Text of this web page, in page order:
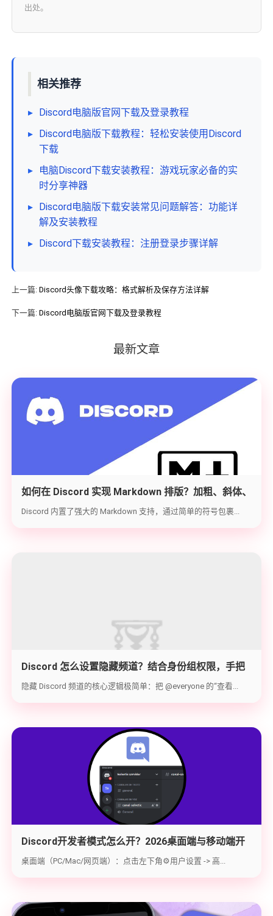
出处。
相关推荐
▸ Discord电脑版官网下载及登录教程
▸ Discord电脑版下载教程：轻松安装使用Discord
下载
▸
电脑Discord下载安装教程：游戏玩家必备的实
时分享神器
▸ Discord电脑版下载安装常见问题解答：功能详
解及安装教程
▸ Discord下载安装教程：注册登录步骤详解
上一篇: Discord头像下载攻略：格式解析及保存方法详解
下一篇: Discord电脑版官网下载及登录教程
最新文章
如何在 Discord 实现 Markdown 排版？加粗、斜体、
代码块与隐藏文字教学
Discord 内置了强大的 Markdown 支持，通过简单的符号包裹...
Discord 怎么设置隐藏频道？结合身份组权限，手把
手教你打造 100% 私密的专属频道
隐藏 Discord 频道的核心逻辑极简单：把 @everyone 的“查看...
Discord开发者模式怎么开？2026桌面端与移动端开
启教程与获取ID指南
桌面端（PC/Mac/网页端）：点击左下角⚙️用户设置 -> 高...